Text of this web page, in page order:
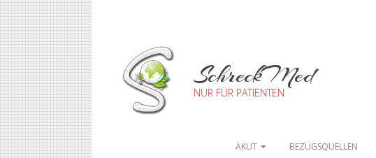
SchreckMed
NUR FÜR PATIENTEN
AKUT BEZUGSQUELLEN